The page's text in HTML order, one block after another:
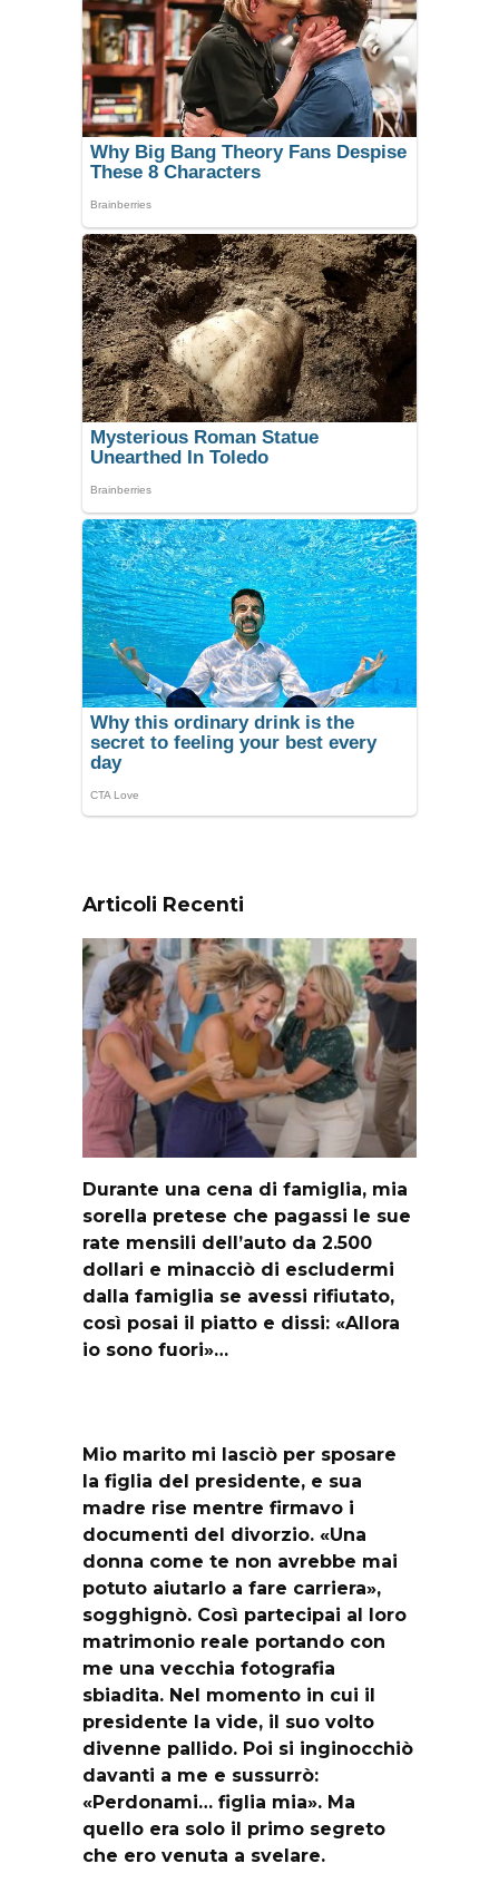
Articoli Recenti
Durante una cena di famiglia, mia
sorella pretese che pagassi le sue
rate mensili dell’auto da 2.500
dollari e minacciò di escludermi
dalla famiglia se avessi rifiutato,
così posai il piatto e dissi: «Allora
io sono fuori»…
Mio marito mi lasciò per sposare
la figlia del presidente, e sua
madre rise mentre firmavo i
documenti del divorzio. «Una
donna come te non avrebbe mai
potuto aiutarlo a fare carriera»,
sogghignò. Così partecipai al loro
matrimonio reale portando con
me una vecchia fotografia
sbiadita. Nel momento in cui il
presidente la vide, il suo volto
divenne pallido. Poi si inginocchiò
davanti a me e sussurrò:
«Perdonami… figlia mia». Ma
quello era solo il primo segreto
che ero venuta a svelare.